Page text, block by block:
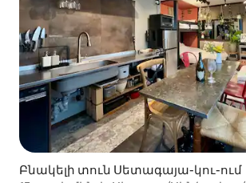
Բնակելի տուն Սետագայա-կու-ում